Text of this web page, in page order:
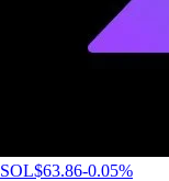
SOL$63.86-0.05%